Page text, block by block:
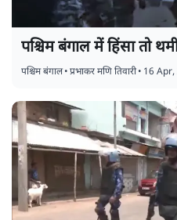
पश्चिम बंगाल में हिंसा तो
पश्चिम बंगाल•प्रभाकर मणि तिवारी• 16 Apr,